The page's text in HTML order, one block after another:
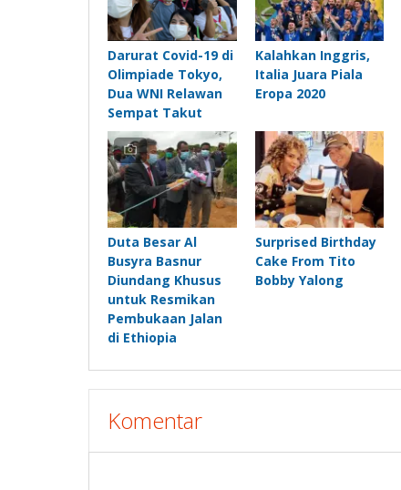
Darurat Covid-19 di
Olimpiade Tokyo,
Dua WNI Relawan
Sempat Takut
Kalahkan Inggris,
Italia Juara Piala
Eropa 2020
Duta Besar Al
Busyra Basnur
Diundang Khusus
untuk Resmikan
Pembukaan Jalan
di Ethiopia
Surprised Birthday
Cake From Tito
Bobby Yalong
Komentar